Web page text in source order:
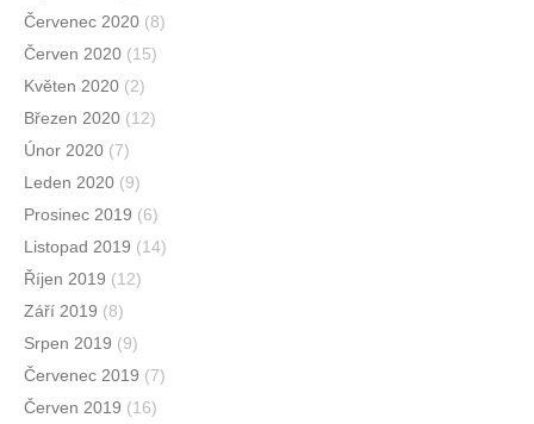
Červenec 2020 (8)
Červen 2020 (15)
Květen 2020 (2)
Březen 2020 (12)
Únor 2020 (7)
Leden 2020 (9)
Prosinec 2019 (6)
Listopad 2019 (14)
Říjen 2019 (12)
Září 2019 (8)
Srpen 2019 (9)
Červenec 2019 (7)
Červen 2019 (16)